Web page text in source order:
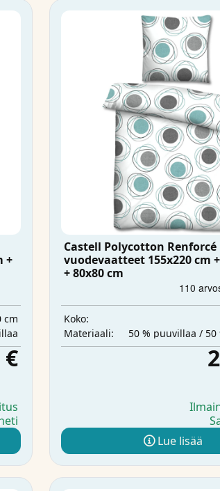
+
cm
€
Castell Polycotton Renforcé
vuodevaatteet 155x220 cm
+ 80x80 cm
Koko:
Materiaali:
50 % puuvillaa / 50
Lue lisää